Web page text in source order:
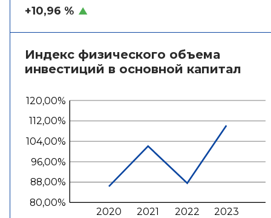
+10,96 %
Индекс физического объема
инвестиций в основной капитал
2020 2021 2022 2023
80,00%
88,00%
96,00%
104,00%
112,00%
120,00%